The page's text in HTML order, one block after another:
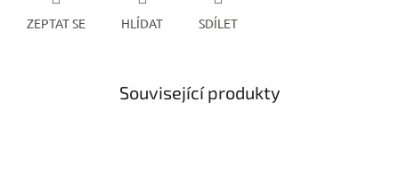
ZEPTAT SE HLÍDAT SDÍLET
Související produkty